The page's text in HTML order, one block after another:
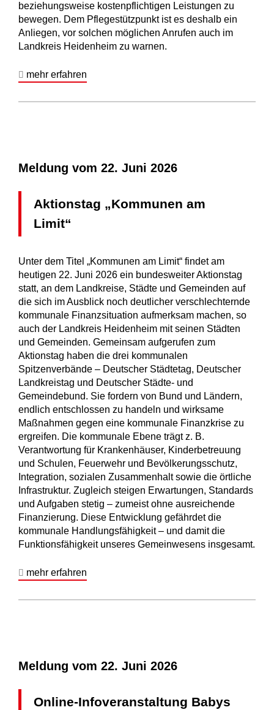
beziehungsweise kostenpflichtigen Leistungen zu
bewegen. Dem Pflegestützpunkt ist es deshalb ein
Anliegen, vor solchen möglichen Anrufen auch im
Landkreis Heidenheim zu warnen.
mehr erfahren
Meldung vom 22. Juni 2026
Aktionstag „Kommunen am
Limit“
Unter dem Titel „Kommunen am Limit“ findet am
heutigen 22. Juni 2026 ein bundesweiter Aktionstag
statt, an dem Landkreise, Städte und Gemeinden auf
die sich im Ausblick noch deutlicher verschlechternde
kommunale Finanzsituation aufmerksam machen, so
auch der Landkreis Heidenheim mit seinen Städten
und Gemeinden. Gemeinsam aufgerufen zum
Aktionstag haben die drei kommunalen
Spitzenverbände – Deutscher Städtetag, Deutscher
Landkreistag und Deutscher Städte- und
Gemeindebund. Sie fordern von Bund und Ländern,
endlich entschlossen zu handeln und wirksame
Maßnahmen gegen eine kommunale Finanzkrise zu
ergreifen. Die kommunale Ebene trägt z. B.
Verantwortung für Krankenhäuser, Kinderbetreuung
und Schulen, Feuerwehr und Bevölkerungsschutz,
Integration, sozialen Zusammenhalt sowie die örtliche
Infrastruktur. Zugleich steigen Erwartungen, Standards
und Aufgaben stetig – zumeist ohne ausreichende
Finanzierung. Diese Entwicklung gefährdet die
kommunale Handlungsfähigkeit – und damit die
Funktionsfähigkeit unseres Gemeinwesens insgesamt.
mehr erfahren
Meldung vom 22. Juni 2026
Online-Infoveranstaltung Babys